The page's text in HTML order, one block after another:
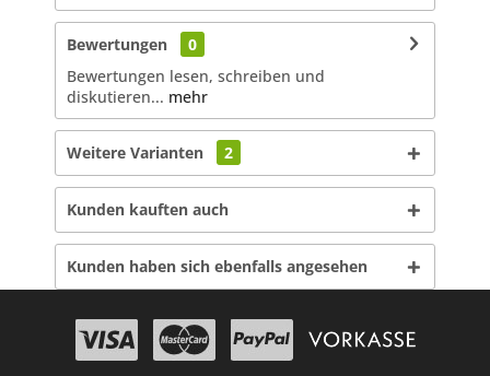
Bewertungen
0
Bewertungen lesen, schreiben und
diskutieren... mehr
Weitere Varianten 2
Kunden kauften auch
Kunden haben sich ebenfalls angesehen